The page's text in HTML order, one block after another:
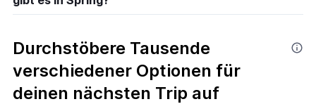
Durchstöbere Tausende
verschiedener Optionen für
deinen nächsten Trip auf